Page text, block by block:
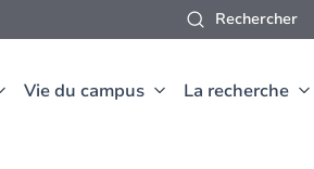
Rechercher
Vie du campus La recherche